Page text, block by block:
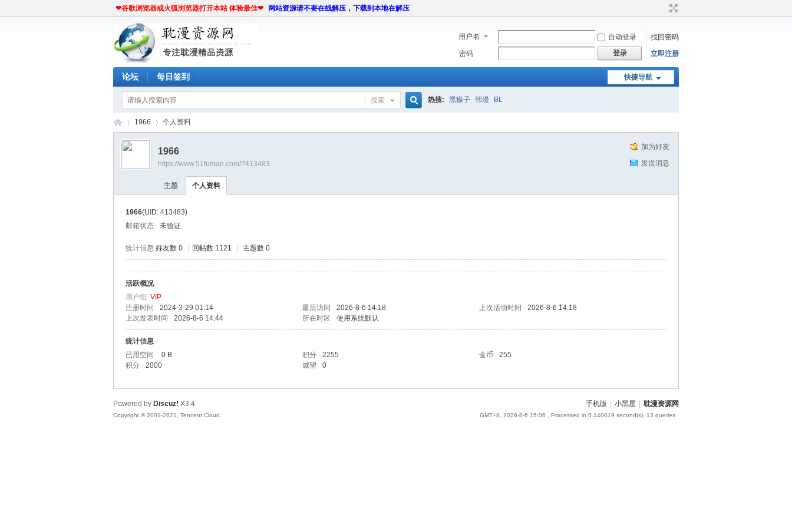
❤谷歌浏览器或火狐浏览器打开本站 体验最佳❤ 网站资源请不要在线解压，下载到本地在解压
用户名 自动登录
找回密码
密码
登录 立即注册
快捷导航
论坛 每日签到
搜索 热搜: 黑猴子 韩漫 BL
资
›
1966 个人资料
加为好友
发送消息
1966
https://www.51fuman.com/?413483
主题 个人资料
1966(UID: 413483)
邮箱状态
未验证
统计信息 好友数 0 回帖数 1121 主题数 0
活跃概况
用户组 VIP
注册时间
2024-3-29 01:14 最后访问 2026-8-6 14:18 上次活动时间
2026-8-6 14:18
上次发表时间
2026-8-6 14:44 所在时区 使用系统默认
统计信息
已用空间
0 B 积分 2255 金币
255
积分
2000 威望 0
手机版 小黑屋 耽漫资源网
GMT+8, 2026-8-6 15:06 , Processed in 0.140019 second(s), 13 queries .
Powered by Discuz! X3.4
Copyright © 2001-2021, Tencent Cloud.